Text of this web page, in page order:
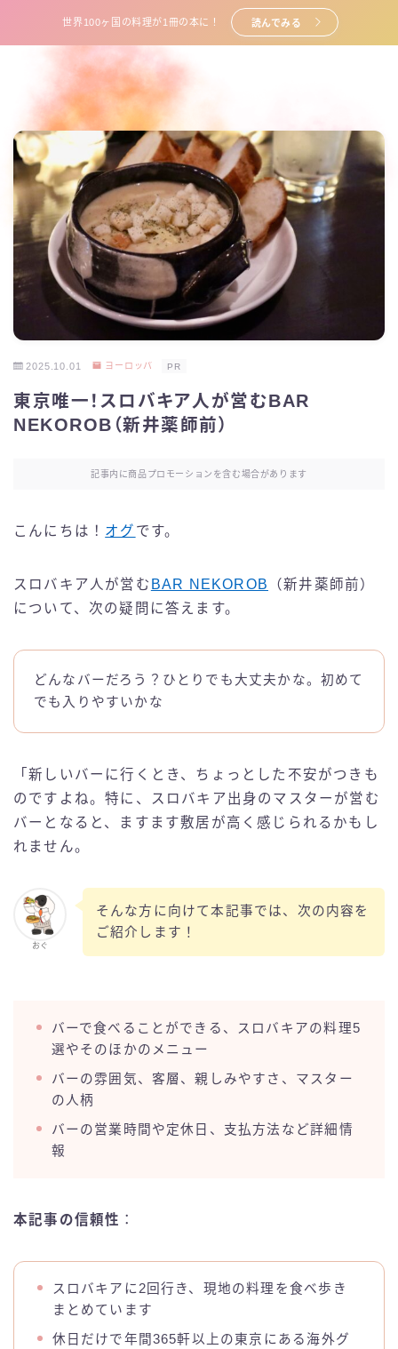
世界100ヶ国の料理が1冊の本に！ 読んでみる
2025.10.01 ヨーロッパ PR
東京唯一！スロバキア人が営むBAR
NEKOROB（新井薬師前）
記事内に商品プロモーションを含む場合があります
こんにちは！ オグ です。
スロバキア人が営む BAR NEKOROB
（新井薬師前）
について、次の疑問に答えます。
どんなバーだろう？ひとりでも大丈夫かな。初めて
でも入りやすいかな
「新しいバーに行くとき、ちょっとした不安がつきも
のですよね。特に、スロバキア出身のマスターが営む
バーとなると、ますます敷居が高く感じられるかもし
れません。
おぐ
そんな方に向けて本記事では、次の内容を
ご紹介します！
バーで食べることができる、スロバキアの料理5
選やそのほかのメニュー
バーの雰囲気、客層、親しみやすさ、マスター
の人柄
バーの営業時間や定休日、支払方法など詳細情
報
本記事の信頼性 ：
スロバキアに2回行き、現地の料理を食べ歩き
まとめています
休日だけで年間365軒以上の東京にある海外グ